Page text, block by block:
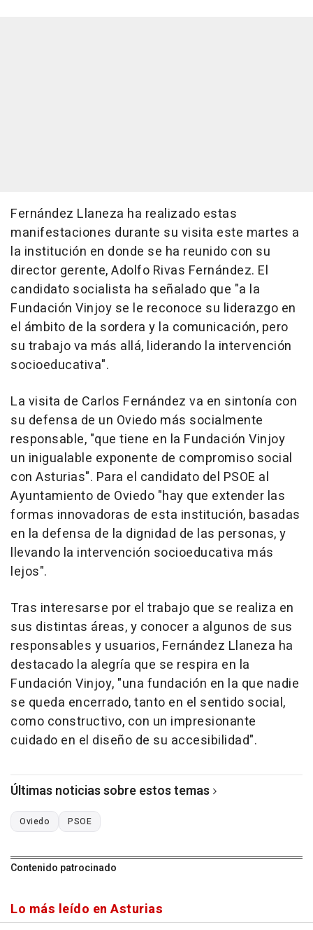
Fernández Llaneza ha realizado estas
manifestaciones durante su visita este martes a
la institución en donde se ha reunido con su
director gerente, Adolfo Rivas Fernández. El
candidato socialista ha señalado que "a la
Fundación Vinjoy se le reconoce su liderazgo en
el ámbito de la sordera y la comunicación, pero
su trabajo va más allá, liderando la intervención
socioeducativa".
La visita de Carlos Fernández va en sintonía con
su defensa de un Oviedo más socialmente
responsable, "que tiene en la Fundación Vinjoy
un inigualable exponente de compromiso social
con Asturias". Para el candidato del PSOE al
Ayuntamiento de Oviedo "hay que extender las
formas innovadoras de esta institución, basadas
en la defensa de la dignidad de las personas, y
llevando la intervención socioeducativa más
lejos".
Tras interesarse por el trabajo que se realiza en
sus distintas áreas, y conocer a algunos de sus
responsables y usuarios, Fernández Llaneza ha
destacado la alegría que se respira en la
Fundación Vinjoy, "una fundación en la que nadie
se queda encerrado, tanto en el sentido social,
como constructivo, con un impresionante
cuidado en el diseño de su accesibilidad".
Últimas noticias sobre estos temas
Oviedo PSOE
Contenido patrocinado
Lo más leído en Asturias